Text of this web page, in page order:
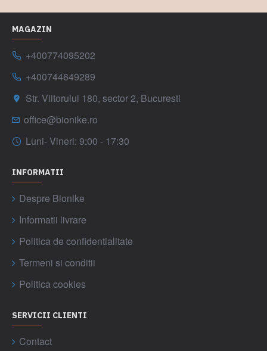
MAGAZIN
+400774095202
+400744649289
Str. Viitorului 180, sector 2, Bucuresti
office@bionike.ro
Luni- Vineri: 9:00 - 17:30
INFORMATII
Despre Bionike
Informatii livrare
Politica de confidentialitate
Termeni si conditii
Politica cookies
SERVICII CLIENTI
Contact